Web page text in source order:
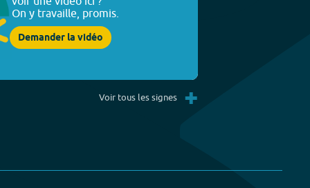
On y travaille, promis.
Demander la vidéo
Voir tous les signes +